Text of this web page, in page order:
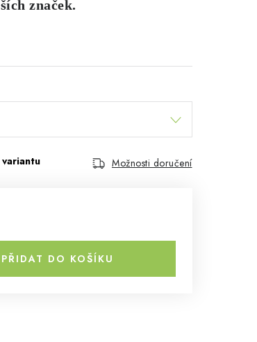
značek.
Možnosti doručení
PŘIDAT DO KOŠÍKU